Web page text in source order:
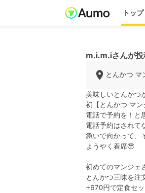
トップ
m.i.m.iさんが
とんかつ マ
美味しいとんかつ
初【とんかつ マ
電話で予約を！と
電話予約はされて
急いで向かって、
ようやく着席🥹
初めてのマンジェ
とんかつ三昧を注
+670円で定食セ